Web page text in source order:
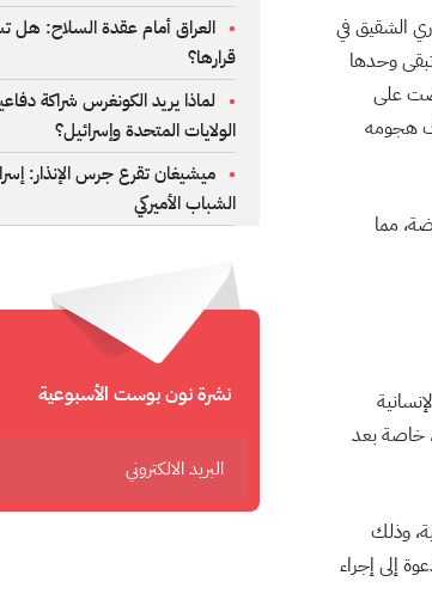
الشقيق في
وحدها
على
هجومه
مما
خاصة بعد
وذلك
إلى إجراء
العراق أمام عقدة السلاح: هل
قرارها؟
لماذا يريد الكونغرس شراكة
الولايات المتحدة وإسرائيل؟
ميشيغان تقرع جرس الإنذار:
الشباب الأميركي
نشرة نون بوست الأسبوعية